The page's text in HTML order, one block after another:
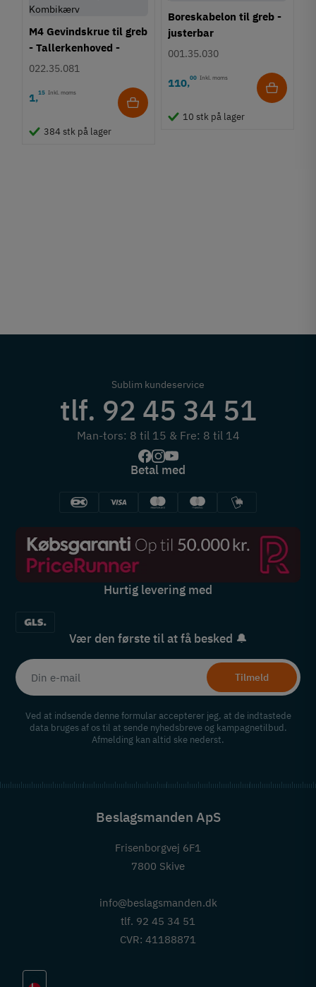
M4 Gevindskrue til greb
- Tallerkenhoved -
Krydskærv
022.35.081
1,15 Inkl. moms
384 stk på lager
Boreskabelon til greb -
justerbar
001.35.030
110,00 Inkl. moms
10 stk på lager
Sublim kundeservice
tlf. 92 45 34 51
Man-tors: 8 til 15 & Fre: 8 til 14
Betal med
Hurtig levering med
Vær den første til at få besked 🔔
Tilmeld
Ved at indsende denne formular accepterer jeg, at de indtastede
data bruges af os til at sende nyhedsbreve og kampagnetilbud.
Afmelding kan altid ske nederst.
Beslagsmanden ApS
Frisenborgvej 6F1
7800 Skive
info@beslagsmanden.dk
tlf. 92 45 34 51
CVR: 41188871